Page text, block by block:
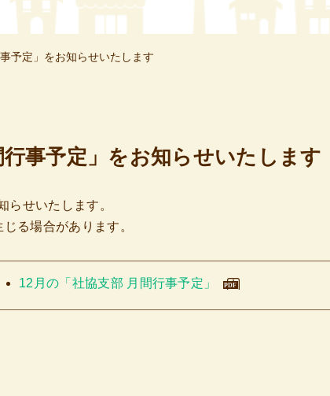
予定」をお知らせいたします
事予定」をお知らせいたします
らせいたします。
る場合があります。
12月の「社協支部 月間行事予定」